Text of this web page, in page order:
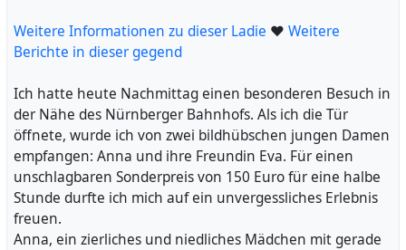
#Damen#Wellenlängen# Foristi #Hausschuhen#
#Vietnam#Wohnblock#Date
unterirdisch. Die Frau, die sich als Vanessa/Gabi ausgab,
war unhöflich und zeigte keinerlei Interesse daran,
Ich möchte euch dringend davon abraten, dieser
vermeintlichen Dame Gabi zu begegnen. Es handelt sich
um ein Fake-Profil, das einzig und allein dazu dient,
ahnungslose Männer anzulocken und zu betrügen. An
der Tür wurde ich nicht von Gabi, sondern von einer
völlig anderen Person empfangen.
Diese Erfahrung hat mich sehr verärgert und ich möchte
sicherstellen, dass andere nicht in dieselbe Falle tappen.
Weitere Informationen zu dieser Ladie ❤ Weitere
Berichte in dieser gegend
Ich hatte heute Nachmittag einen besonderen Besuch in
der Nähe des Nürnberger Bahnhofs. Als ich die Tür
öffnete, wurde ich von zwei bildhübschen jungen Damen
empfangen: Anna und ihre Freundin Eva. Für einen
unschlagbaren Sonderpreis von 150 Euro für eine halbe
Stunde durfte ich mich auf ein unvergessliches Erlebnis
freuen.
Anna, ein zierliches und niedliches Mädchen mit gerade